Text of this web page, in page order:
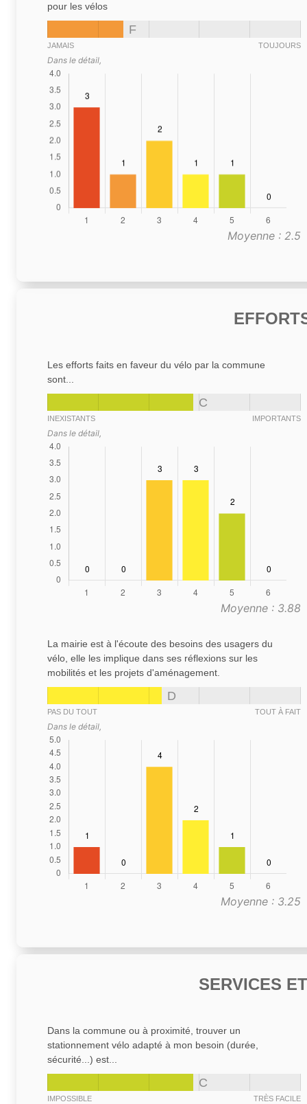
pour les vélos
F
JAMAIS TOUJOURS
Dans le détail,
Moyenne : 2.5
Les efforts faits en faveur du vélo par la commune
sont...
C
INEXISTANTS IMPORTANTS
Dans le détail,
Moyenne : 3.88
La mairie est à l'écoute des besoins des usagers du
vélo, elle les implique dans ses réflexions sur les
mobilités et les projets d'aménagement.
D
PAS DU TOUT TOUT À FAIT
Dans le détail,
Moyenne : 3.25
SERVICES
Dans la commune ou à proximité, trouver un
stationnement vélo adapté à mon besoin (durée,
sécurité...) est...
C
IMPOSSIBLE TRÈS FACILE